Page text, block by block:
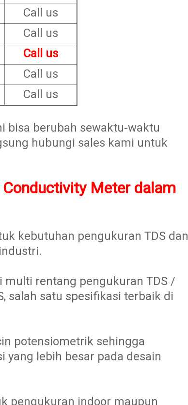
Call us
Call us
Call us
Call us
Call us
bisa berubah sewaktu-waktu
hubungi sales kami untuk
Meter dalam
kebutuhan pengukuran TDS dan
multi rentang pengukuran TDS /
salah satu spesifikasi terbaik di
potensiometrik sehingga
yang lebih besar pada desain
pengukuran indoor maupun